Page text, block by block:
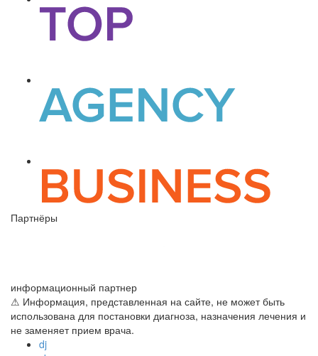
Партнёры
информационный партнер
⚠ Информация, представленная на сайте, не может быть
использована для постановки диагноза, назначения лечения и
не заменяет прием врача.
dj